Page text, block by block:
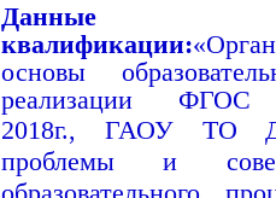
Данные
квалификации:
основы
реализации ФГОС
2018г., ГАОУ ТО
проблемы и